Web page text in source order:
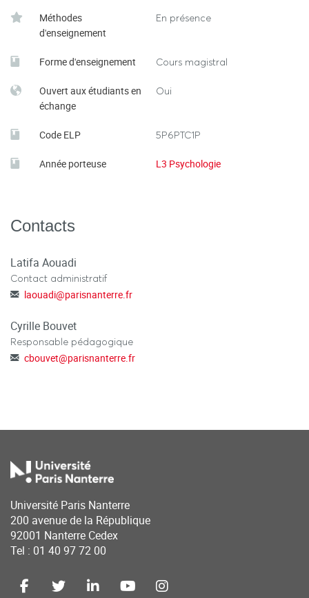
Méthodes
d'enseignement
En présence
Forme d'enseignement Cours magistral
Ouvert aux étudiants en
échange
Oui
Code ELP 5P6PTC1P
Année porteuse L3 Psychologie
Contacts
Latifa Aouadi
Contact administratif
laouadi@parisnanterre.fr
Cyrille Bouvet
Responsable pédagogique
cbouvet@parisnanterre.fr
Université Paris Nanterre
200 avenue de la République
92001 Nanterre Cedex
Tel : 01 40 97 72 00